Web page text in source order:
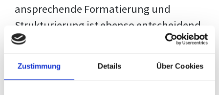
Zustimmung Details Über Cookies
ansprechende Formatierung und
Strukturierung ist ebenso entscheidend
wie der Inhalt selbst. Jeder Prüfer hat
eigene Erwartungen, und unsere
Schulung ist so konzipiert, dass sie dir